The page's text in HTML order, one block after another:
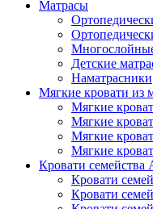
Матрасы
Детские
Наматрасники
Мягкие кровати из
Мягкие
Мягкие
Мягкие
Мягкие
Кровати семейства
Кровати
Кровати